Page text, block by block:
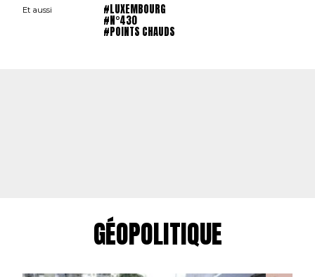
Et aussi #LUXEMBOURG
#N°430
#POINTS CHAUDS
GÉOPOLITIQUE